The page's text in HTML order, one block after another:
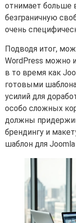
отнимает больше
безграничную
очень
Подводя итог,
WordPress можно
в то время как
готовыми
усилий для
особо сложных
должны
брендингу и
шаблон для